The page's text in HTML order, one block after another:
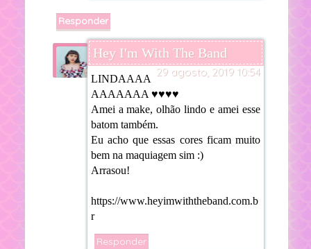
Responder
Hey I'm With The Band
29 agosto, 2019 10:54
LINDAAAA
AAAAAAA ♥♥♥♥
Amei a make, olhão lindo e amei esse
batom também.
Eu acho que essas cores ficam muito
bem na maquiagem sim :)
Arrasou!
https://www.heyimwiththeband.com.b
r
Responder